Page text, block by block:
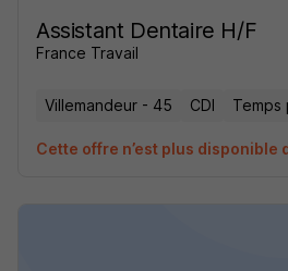
Assistant Dentaire H/F
France Travail
Villemandeur - 45 CDI Temps
Cette offre n’est plus